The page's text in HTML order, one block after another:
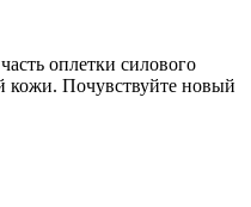
оплетки силового
кожи. Почувствуйте новый